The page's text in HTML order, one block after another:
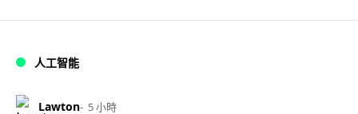
人工智能
Lawton 5 小時